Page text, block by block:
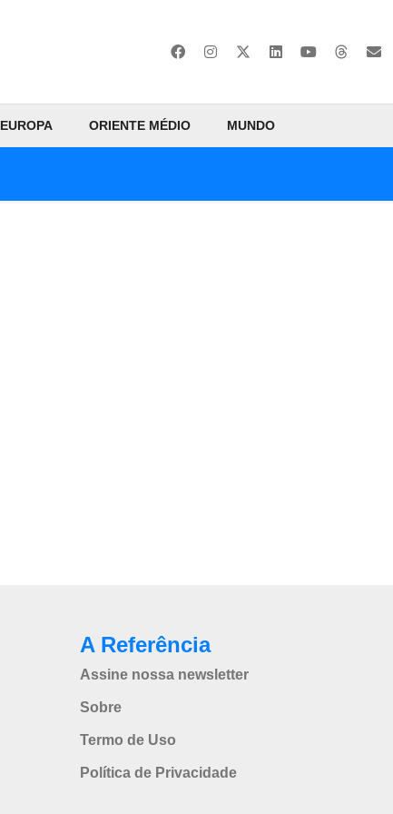
EUROPA ORIENTE MÉDIO MUNDO
A Referência
Assine nossa newsletter
Sobre
Termo de Uso
Política de Privacidade